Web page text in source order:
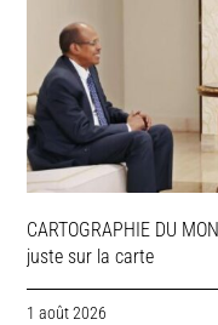
CARTOGRAPHIE DU
juste sur la carte
1 août 2026